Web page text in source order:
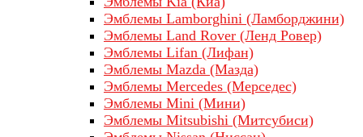
Эмблемы Lamborghini (Ламборджини)
Эмблемы Land Rover (Ленд Ровер)
Эмблемы Lifan (Лифан)
Эмблемы Mazda (Мазда)
Эмблемы Mercedes (Мерседес)
Эмблемы Mini (Мини)
Эмблемы Mitsubishi (Митсубиси)